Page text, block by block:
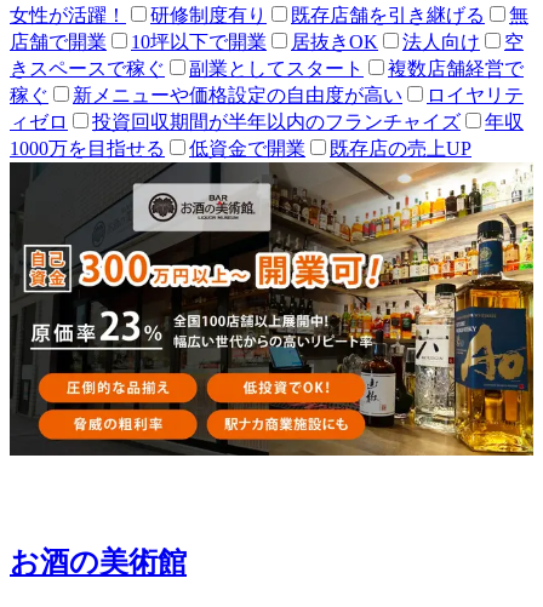
女性が活躍！
研修制度有り 既存店舗を引き継げる
無
店舗で開業
10坪以下で開業 居抜きOK 法人向け
空
きスペースで稼ぐ
副業としてスタート
複数店舗経営で
稼ぐ
新メニューや価格設定の自由度が高い
ロイヤリテ
ィゼロ
投資回収期間が半年以内のフランチャイズ
年収
1000万を目指せる
低資金で開業 既存店の売上UP
お酒の美術館